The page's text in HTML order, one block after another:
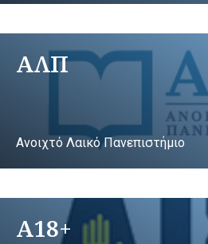
ΑΛΠ
Ανοιχτό Λαικό Πανεπιστήμιο
A18+